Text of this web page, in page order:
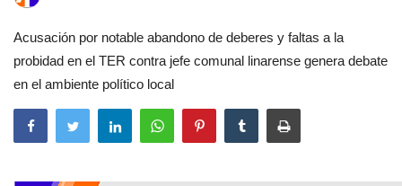
Acusación por notable abandono de deberes y faltas a la
probidad en el TER contra jefe comunal linarense genera debate
en el ambiente político local